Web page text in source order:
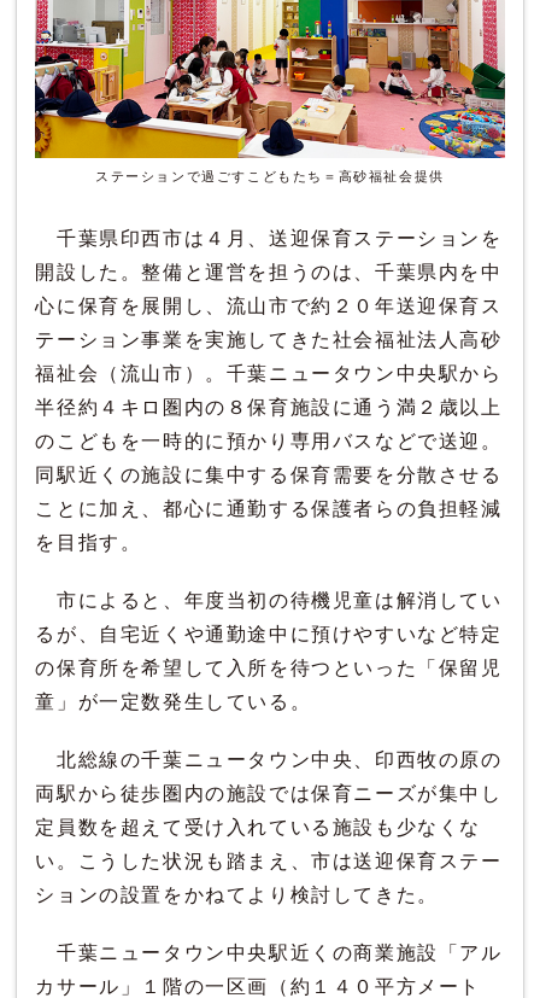
ステーションで過ごすこどもたち＝高砂福祉会提供
千葉県印西市は４月、送迎保育ステーションを
開設した。整備と運営を担うのは、千葉県内を中
心に保育を展開し、流山市で約２０年送迎保育ス
テーション事業を実施してきた社会福祉法人高砂
福祉会（流山市）。千葉ニュータウン中央駅から
半径約４キロ圏内の８保育施設に通う満２歳以上
のこどもを一時的に預かり専用バスなどで送迎。
同駅近くの施設に集中する保育需要を分散させる
ことに加え、都心に通勤する保護者らの負担軽減
を目指す。
市によると、年度当初の待機児童は解消してい
るが、自宅近くや通勤途中に預けやすいなど特定
の保育所を希望して入所を待つといった「保留児
童」が一定数発生している。
北総線の千葉ニュータウン中央、印西牧の原の
両駅から徒歩圏内の施設では保育ニーズが集中し
定員数を超えて受け入れている施設も少なくな
い。こうした状況も踏まえ、市は送迎保育ステー
ションの設置をかねてより検討してきた。
千葉ニュータウン中央駅近くの商業施設「アル
カサール」１階の一区画（約１４０平方メート